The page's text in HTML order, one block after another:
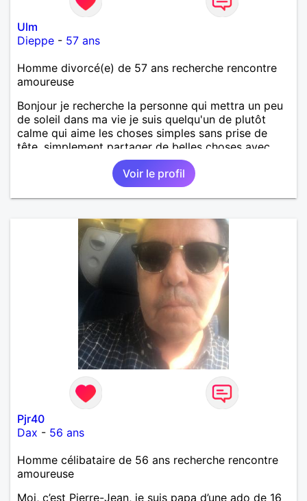
Ulm
Dieppe - 57 ans
Homme divorcé(e) de 57 ans recherche rencontre
amoureuse
Bonjour je recherche la personne qui mettra un peu
de soleil dans ma vie je suis quelqu'un de plutôt
calme qui aime les choses simples sans prise de
tête, simplement partager de belles choses avec
une personne qui me ressemble .
Voir le profil
Pjr40
Dax - 56 ans
Homme célibataire de 56 ans recherche rencontre
amoureuse
Moi, c’est Pierre-Jean, je suis papa d’une ado de 16